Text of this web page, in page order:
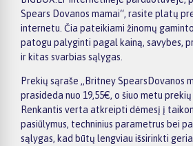
Spears Dovanos mamai“, rasite platų
internetu. Čia pateikiami žinomų
patogu palyginti pagal kainą, savybes,
ir kitas svarbias sąlygas.
Prekių sąraše „Britney SpearsDovanos
prasideda nuo 19,55€, o šiuo metu prekių
Renkantis verta atkreipti dėmesį į
pasiūlymus, techninius parametrus bei
sąlygas, kad būtų lengviau išsirinkti